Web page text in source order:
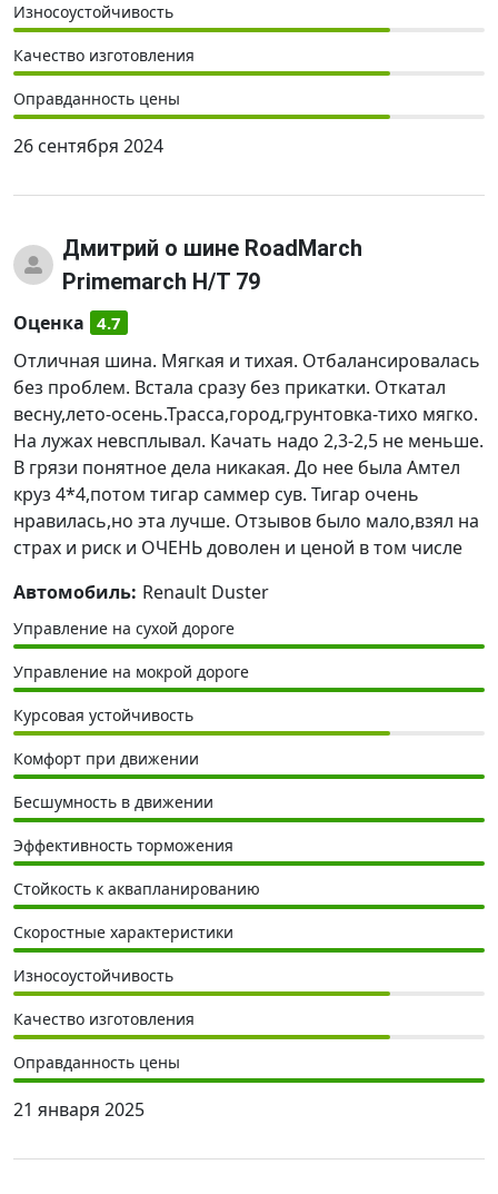
Износоустойчивость
Качество изготовления
Оправданность цены
26 сентября 2024
Дмитрий о шине RoadMarch
Primemarch H/T 79
Оценка 4.7
Отличная шина. Мягкая и тихая. Отбалансировалась
без проблем. Встала сразу без прикатки. Откатал
весну,лето-осень.Трасса,город,грунтовка-тихо мягко.
На лужах невсплывал. Качать надо 2,3-2,5 не меньше.
В грязи понятное дела никакая. До нее была Амтел
круз 4*4,потом тигар саммер сув. Тигар очень
нравилась,но эта лучше. Отзывов было мало,взял на
страх и риск и ОЧЕНЬ доволен и ценой в том числе
Автомобиль: Renault Duster
Управление на сухой дороге
Управление на мокрой дороге
Курсовая устойчивость
Комфорт при движении
Бесшумность в движении
Эффективность торможения
Стойкость к аквапланированию
Скоростные характеристики
Износоустойчивость
Качество изготовления
Оправданность цены
21 января 2025